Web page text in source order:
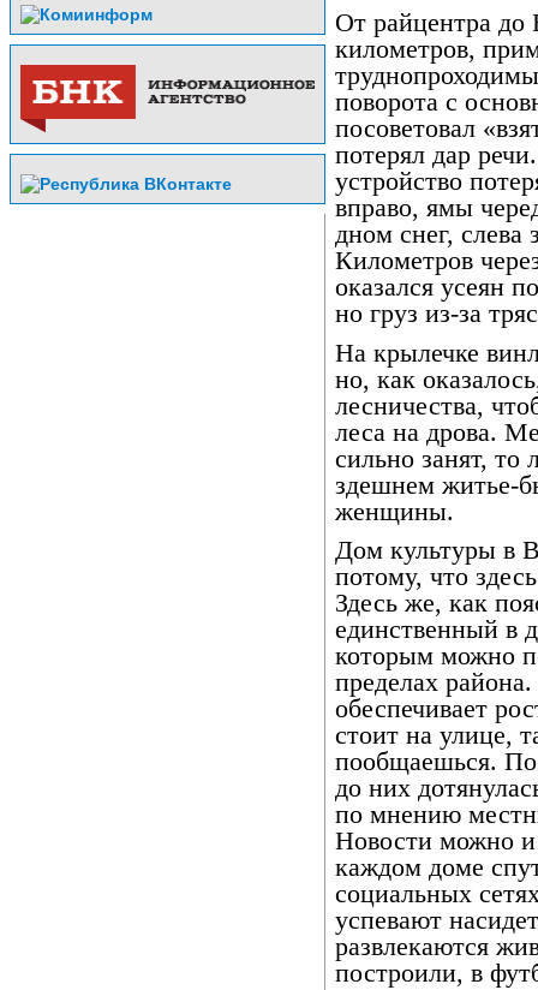
От райцентра до
километров,
поворота с
посоветовал
потерял дар
устройство
вправо, ямы
дном снег,
Километров
оказался усеян
но груз из-за
На крылечке
но, как
лесничества,
леса на дрова.
сильно занят, то
здешнем житье-
женщины.
Дом культуры в
потому, что
Здесь же, как
единственный в
которым можно
пределах
обеспечивает
стоит на улице,
пообщаешься.
до них
по мнению
Новости можно и
каждом доме
социальных
успевают
развлекаются
построили, в